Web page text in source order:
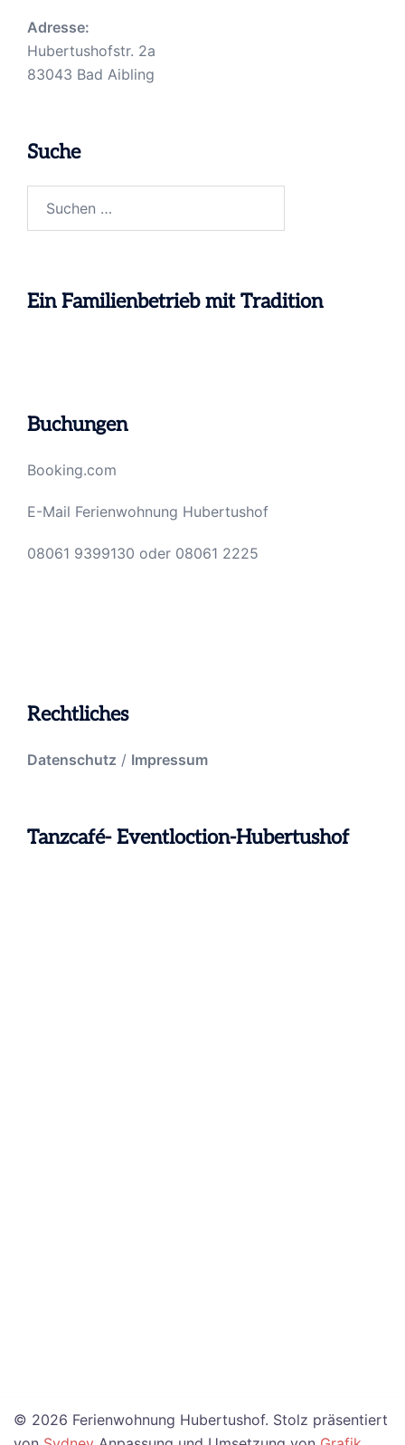
Adresse:
Hubertushofstr. 2a
83043 Bad Aibling
Suche
Ein Familienbetrieb mit Tradition
Buchungen
Booking.com
E-Mail Ferienwohnung Hubertushof
08061 9399130 oder 08061 2225
Rechtliches
Datenschutz / Impressum
Tanzcafé- Eventloction-Hubertushof
© 2026 Ferienwohnung Hubertushof. Stolz präsentiert